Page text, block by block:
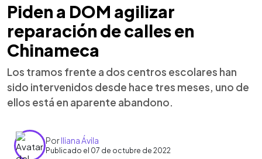
Piden a DOM agilizar
reparación de calles en
Chinameca
Los tramos frente a dos centros escolares han
sido intervenidos desde hace tres meses, uno de
ellos está en aparente abandono.
PorIliana Ávila
Publicado el 07 de octubre de 2022